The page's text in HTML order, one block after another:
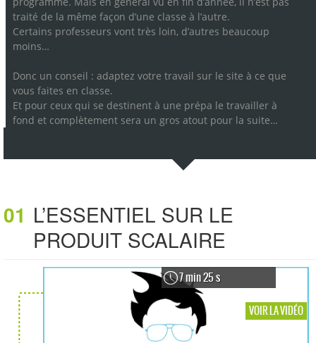
traité de la même façon d’une classe à l’autre.
Certains professeurs vont très loin, d’autres beaucoup
moins…
Donc un conseil : adaptez votre travail sur le site à ce que
vous faites en classe.
Et pour ceux qui se destinent à une prépa le travailler à
fond et complètement sera un gros atout pour la suite…
01 L’ESSENTIEL SUR LE
PRODUIT SCALAIRE
7 min 25 s
VOIR LA VIDÉO